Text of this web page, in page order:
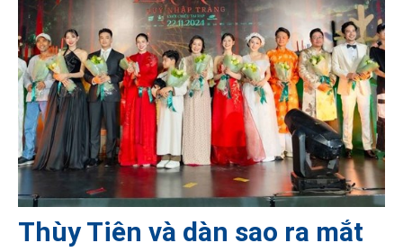
Thùy Tiên và dàn sao ra mắt